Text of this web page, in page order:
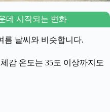
데 시작되는 변화
름 날씨와 비슷합니다.
감 온도는 35도 이상까지도